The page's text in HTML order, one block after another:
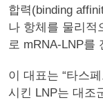
합력(binding
나 항체를 물리적
로 mRNA-LNP를
이 대표는 “타스
시킨 LNP는 대조